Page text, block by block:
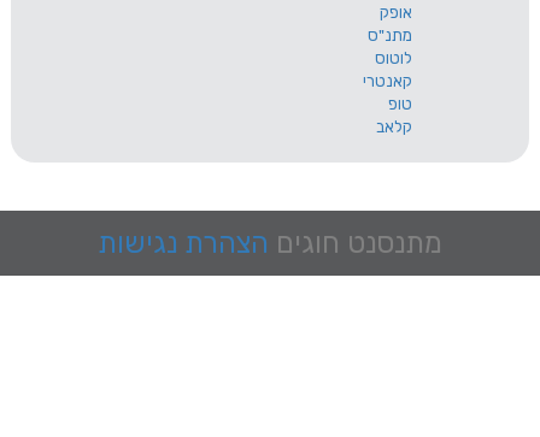
מתנסנט חוגים הצהרת נגישות